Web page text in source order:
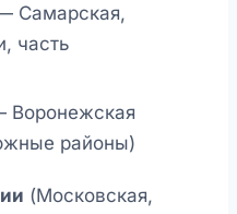
Самарская,
часть
Воронежская
районы)
(Московская,